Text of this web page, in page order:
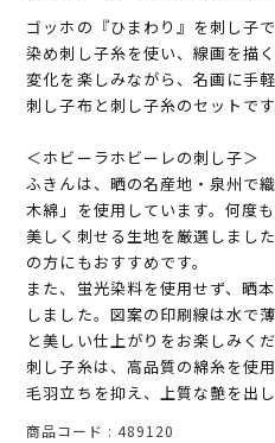
ゴッホの『ひまわり』を刺し子
染め刺し子糸を使い、線画を描
変化を楽しみながら、名画に手
刺し子布と刺し子糸のセットです
＜ホビーラホビーレの刺し子＞
ふきんは、晒の名産地・泉州で
木綿」を使用しています。何度
美しく刺せる生地を厳選しまし
の方にもおすすめです。
また、蛍光染料を使用せず、晒
しました。図案の印刷線は水で
と美しい仕上がりをお楽しみくだ
刺し子糸は、高品質の綿糸を使
毛羽立ちを抑え、上質な艶を出し
商品コード 489120